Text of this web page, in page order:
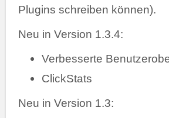
Plugins schreiben können).
Neu in Version 1.3.4:
Verbesserte
ClickStats
Neu in Version 1.3: